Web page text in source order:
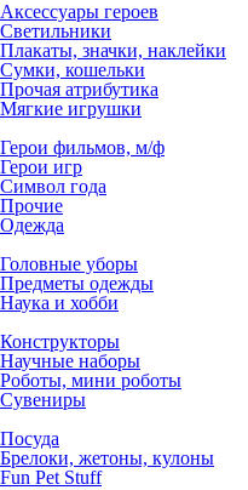
Аксессуары героев
Светильники
Плакаты, значки, наклейки
Сумки, кошельки
Прочая атрибутика
Мягкие игрушки
Герои фильмов, м/ф
Герои игр
Символ года
Прочие
Одежда
Головные уборы
Предметы одежды
Наука и хобби
Конструкторы
Научные наборы
Роботы, мини роботы
Сувениры
Посуда
Брелоки, жетоны, кулоны
Fun Pet Stuff